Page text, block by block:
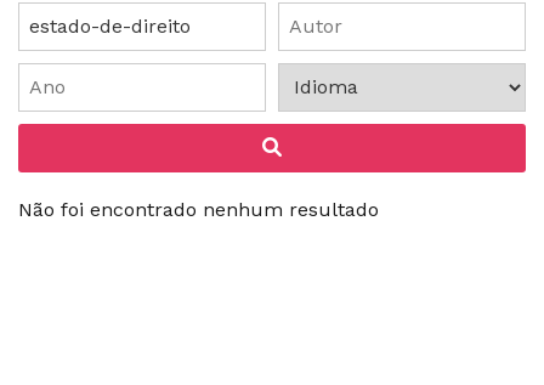
Não foi encontrado nenhum resultado